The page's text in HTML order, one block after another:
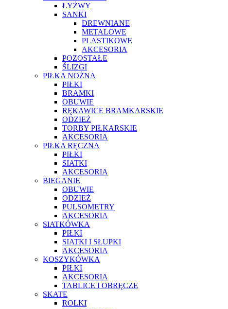
ŁYŻWY
SANKI
DREWNIANE
METALOWE
PLASTIKOWE
AKCESORIA
POZOSTAŁE
ŚLIZGI
PIŁKA NOŻNA
PIŁKI
BRAMKI
OBUWIE
RĘKAWICE BRAMKARSKIE
ODZIEŻ
TORBY PIŁKARSKIE
AKCESORIA
PIŁKA RĘCZNA
PIŁKI
SIATKI
AKCESORIA
BIEGANIE
OBUWIE
ODZIEŻ
PULSOMETRY
AKCESORIA
SIATKÓWKA
PIŁKI
SIATKI I SŁUPKI
AKCESORIA
KOSZYKÓWKA
PIŁKI
AKCESORIA
TABLICE I OBRĘCZE
SKATE
ROLKI